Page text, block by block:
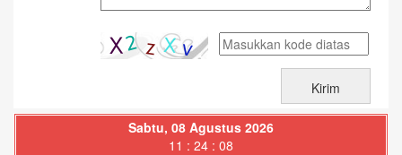
Sabtu, 08 Agustus 2026
11 : 24 : 09